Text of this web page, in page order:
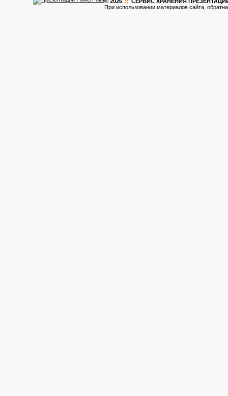
При использовании материалов сайта,